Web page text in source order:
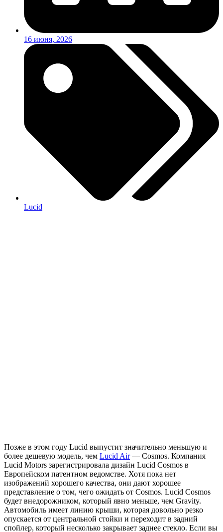
16 июня, 2026
Lucid
Позже в этом году Lucid выпустит значительно меньшую и
более дешевую модель, чем Lucid Air— Cosmos. Компания
Lucid Motors зарегистрировала дизайн Lucid Cosmos в
Европейском патентном ведомстве. Хотя пока нет
изображений хорошего качества, они дают хорошее
представление о том, чего ожидать от Cosmos. Lucid Cosmos
будет внедорожником, который явно меньше, чем Gravity.
Автомобиль имеет линию крыши, которая довольно резко
опускается от центральной стойки и переходит в задний
спойлер, который несколько закрывает заднее стекло. Если вы